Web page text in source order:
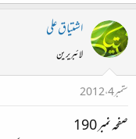
اشتیاق علی
لائبریرین
ستمبر 4، 2012
صفحہ نمبر 190